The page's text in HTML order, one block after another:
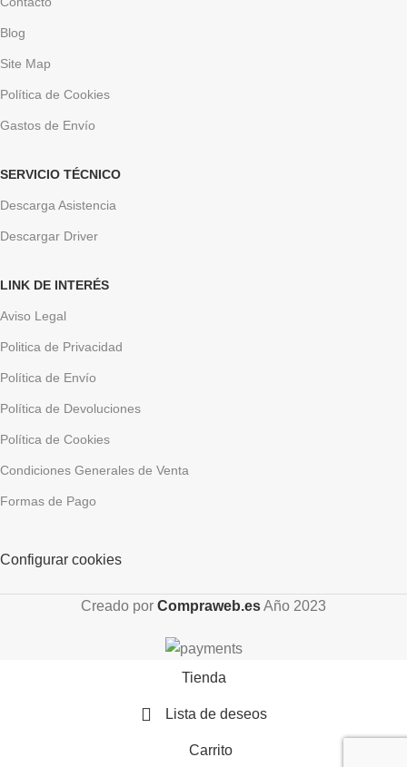
Blog
Site Map
Política de Cookies
Gastos de Envío
SERVICIO TÉCNICO
Descarga Asistencia
Descargar Driver
LINK DE INTERÉS
Aviso Legal
Politica de Privacidad
Política de Envío
Política de Devoluciones
Política de Cookies
Condiciones Generales de Venta
Formas de Pago
Configurar cookies
Creado por Compraweb.esAño 2023
Tienda
Lista de deseos
Carrito